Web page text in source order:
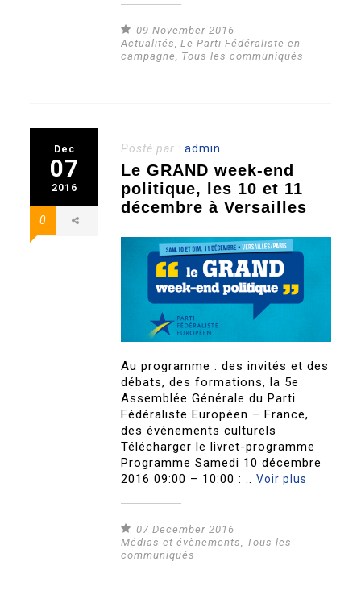
09 November 2016
Actualités ,Le Parti Fédéraliste en
campagne
Tous les communiqués
Dec
07
2016
0
Posté par :admin
Le GRAND week-end
politique, les 10 et 11
décembre à Versailles
Au programme : des invités et des
débats, des formations, la 5e
Assemblée Générale du Parti
Fédéraliste Européen – France,
des événements culturels
Télécharger le livret-programme
Programme Samedi 10 décembre
2016 09:00 – 10:00 : ..Voir plus
07 December 2016
Médias et évènements
Tous les
communiqués